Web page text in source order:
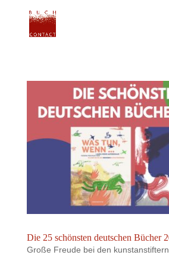
Die 25 schönsten deutschen Bücher
Große Freude bei den